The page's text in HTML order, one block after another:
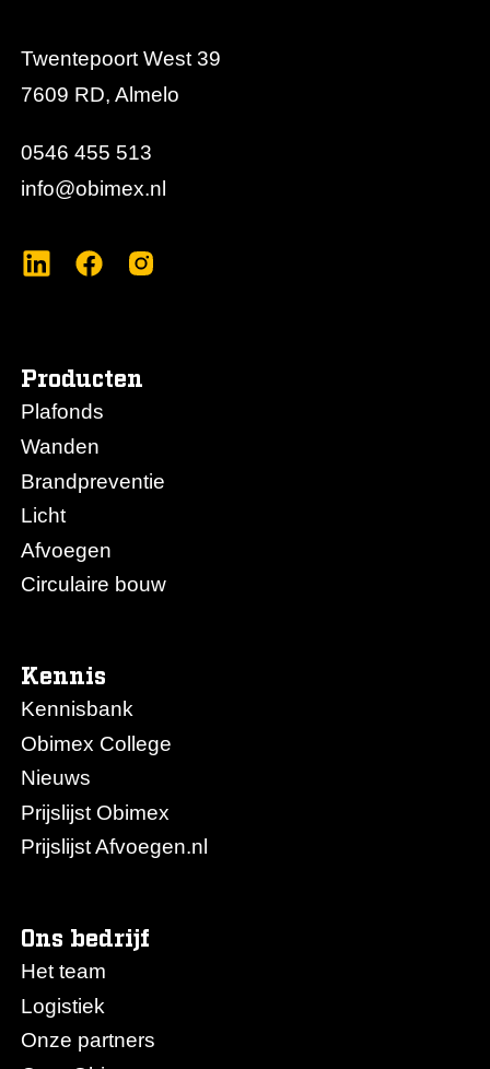
Twentepoort West 39
7609 RD, Almelo
0546 455 513
info@obimex.nl
Producten
Plafonds
Wanden
Brandpreventie
Licht
Afvoegen
Circulaire bouw
Kennis
Kennisbank
Obimex College
Nieuws
Prijslijst Obimex
Prijslijst Afvoegen.nl
Ons bedrijf
Het team
Logistiek
Onze partners